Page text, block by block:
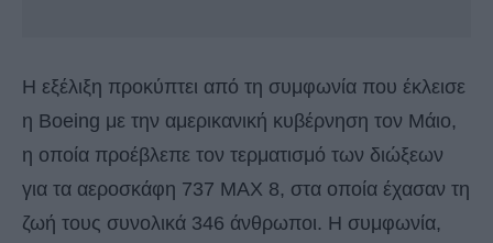
Η εξέλιξη προκύπτει από τη συμφωνία που έκλεισε
η Boeing με την αμερικανική κυβέρνηση τον Μάιο,
η οποία προέβλεπε τον τερματισμό των διώξεων
για τα αεροσκάφη 737 MAX 8, στα οποία έχασαν τη
ζωή τους συνολικά 346 άνθρωποι. Η συμφωνία,